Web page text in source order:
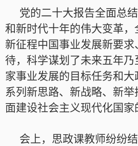
党的二十大报告全面总
和新时代十年的伟大变革
新征程中国事业发展新要求
待，科学谋划了未来五年乃
家事业发展的目标任务和
系列新思路、新战略、新
面建设社会主义现代化国家
会上，思政课教师纷纷